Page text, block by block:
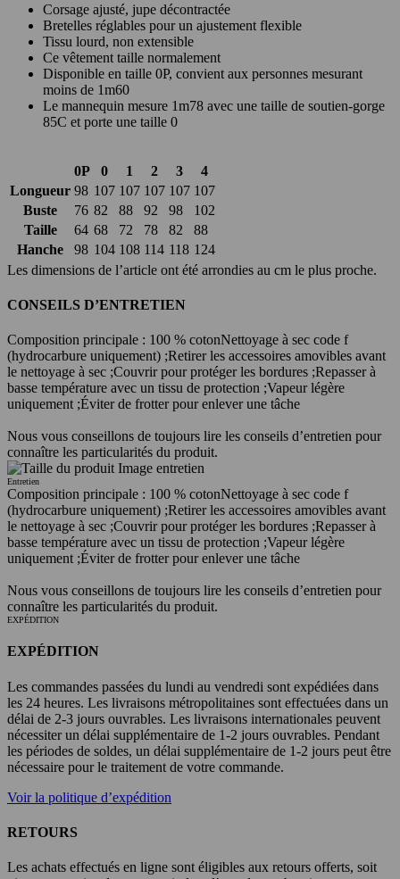
Corsage ajusté, jupe décontractée
Bretelles réglables pour un ajustement flexible
Tissu lourd, non extensible
Ce vêtement taille normalement
Disponible en taille 0P, convient aux personnes mesurant
moins de 1m60
Le mannequin mesure 1m78 avec une taille de soutien-gorge
85C et porte une taille 0
0P 0 1 2 3
4
Longueur 98 107 107 107 107 107
Buste
76 82 88 92 98
102
Taille
64 68 72 78 82
88
Hanche
98 104 108 114 118 124
Les dimensions de l’article ont été arrondies au cm le plus proche.
CONSEILS D’ENTRETIEN
Composition principale : 100 % cotonNettoyage à sec code f
(hydrocarbure uniquement) ;Retirer les accessoires amovibles avant
le nettoyage à sec ;Couvrir pour protéger les bordures ;Repasser à
basse température avec un tissu de protection ;Vapeur légère
uniquement ;Éviter de frotter pour enlever une tâche
Nous vous conseillons de toujours lire les conseils d’entretien pour
connaître les particularités du produit.
Entretien
Composition principale : 100 % cotonNettoyage à sec code f
(hydrocarbure uniquement) ;Retirer les accessoires amovibles avant
le nettoyage à sec ;Couvrir pour protéger les bordures ;Repasser à
basse température avec un tissu de protection ;Vapeur légère
uniquement ;Éviter de frotter pour enlever une tâche
Nous vous conseillons de toujours lire les conseils d’entretien pour
connaître les particularités du produit.
EXPÉDITION
EXPÉDITION
Les commandes passées du lundi au vendredi sont expédiées dans
les 24 heures. Les livraisons métropolitaines sont effectuées dans un
délai de 2-3 jours ouvrables. Les livraisons internationales peuvent
nécessiter un délai supplémentaire de 1-2 jours ouvrables. Pendant
les périodes de soldes, un délai supplémentaire de 1-2 jours peut être
nécessaire pour le traitement de votre commande.
Voir la politique d’expédition
RETOURS
Les achats effectués en ligne sont éligibles aux retours offerts, soit